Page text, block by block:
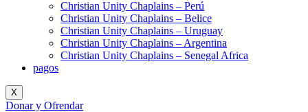
Christian Unity Chaplains – Perú
Christian Unity Chaplains – Belice
Christian Unity Chaplains – Uruguay
Christian Unity Chaplains – Argentina
Christian Unity Chaplains – Senegal Africa
pagos
X
Donar y Ofrendar